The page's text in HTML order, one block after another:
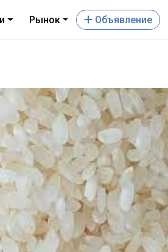
Рынок Oбъявление